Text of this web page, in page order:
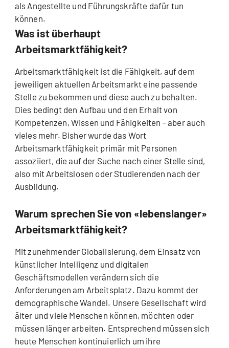
als Angestellte und Führungskräfte dafür tun
können.
Was ist überhaupt
Arbeitsmarktfähigkeit?
Arbeitsmarktfähigkeit ist die Fähigkeit, auf dem
jeweiligen aktuellen Arbeitsmarkt eine passende
Stelle zu bekommen und diese auch zu behalten.
Dies bedingt den Aufbau und den Erhalt von
Kompetenzen, Wissen und Fähigkeiten - aber auch
vieles mehr. Bisher wurde das Wort
Arbeitsmarktfähigkeit primär mit Personen
assoziiert, die auf der Suche nach einer Stelle sind,
also mit Arbeitslosen oder Studierenden nach der
Ausbildung.
Warum sprechen Sie von «lebenslanger»
Arbeitsmarktfähigkeit?
Mit zunehmender Globalisierung, dem Einsatz von
künstlicher Intelligenz und digitalen
Geschäftsmodellen verändern sich die
Anforderungen am Arbeitsplatz. Dazu kommt der
demographische Wandel. Unsere Gesellschaft wird
älter und viele Menschen können, möchten oder
müssen länger arbeiten. Entsprechend müssen sich
heute Menschen kontinuierlich um ihre